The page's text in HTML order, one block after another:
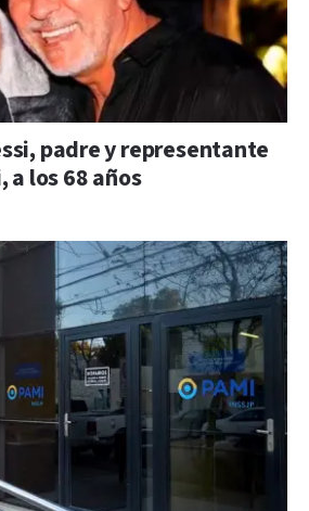
padre y representante
a los 68 años